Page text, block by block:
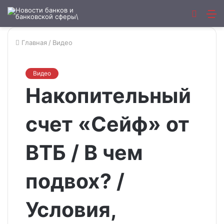
Главная / Видео
Видео
Накопительный
счет «Сейф» от
ВТБ / В чем
подвох? /
Условия,